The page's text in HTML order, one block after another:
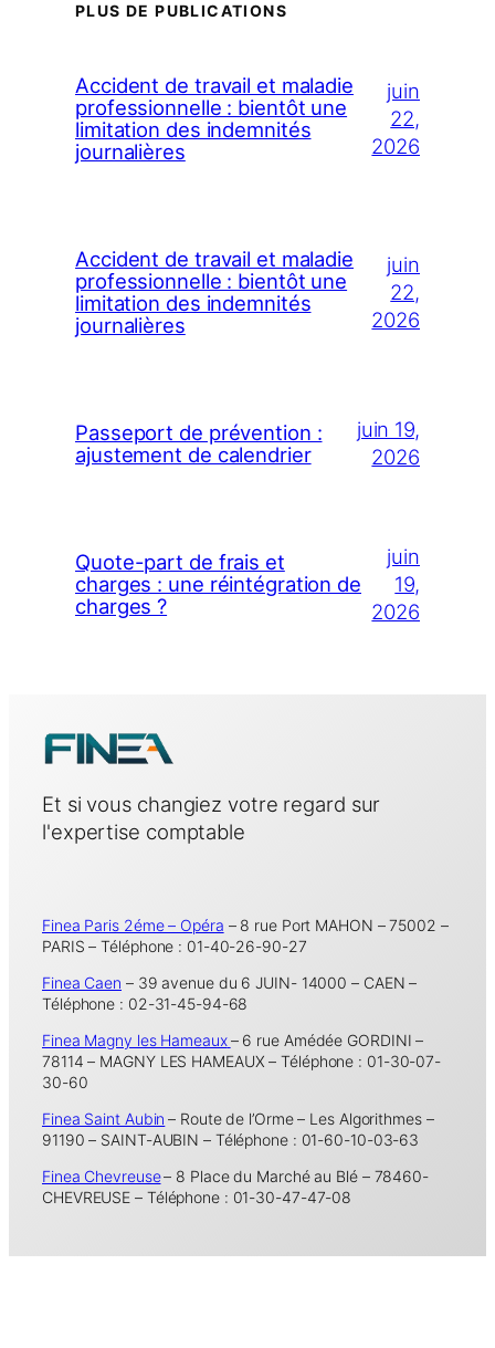
PLUS DE PUBLICATIONS
Accident de travail et maladie
professionnelle : bientôt une
limitation des indemnités
journalières
juin
22,
2026
Accident de travail et maladie
professionnelle : bientôt une
limitation des indemnités
journalières
juin
22,
2026
Passeport de prévention :
ajustement de calendrier
juin 19,
2026
Quote-part de frais et
charges : une réintégration de
charges ?
juin
19,
2026
Et si vous changiez votre regard sur
l'expertise comptable
Finea Paris 2éme – Opéra – 8 rue Port MAHON – 75002 –
PARIS – Téléphone : 01-40-26-90-27
Finea Caen – 39 avenue du 6 JUIN- 14000 – CAEN –
Téléphone : 02-31-45-94-68
Finea Magny les Hameaux– 6 rue Amédée GORDINI –
78114 – MAGNY LES HAMEAUX – Téléphone : 01-30-07-
30-60
Finea Saint Aubin – Route de l’Orme – Les Algorithmes –
91190 – SAINT-AUBIN – Téléphone : 01-60-10-03-63
Finea Chevreuse– 8 Place du Marché au Blé – 78460-
CHEVREUSE – Téléphone : 01-30-47-47-08